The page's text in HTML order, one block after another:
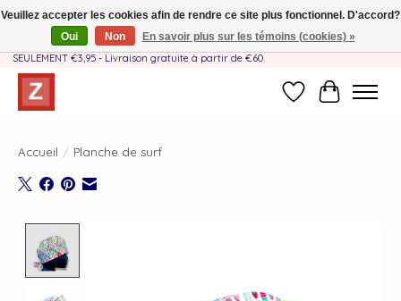
Fait à la main par une équipe mère-fille❤️ - Frais de livraison BE & NL
SEULEMENT €3,95 - Livraison gratuite à partir de €60
Liste dePanier
Accueil / Planche de surf
Veuillez accepter les cookies afin de rendre ce site plus fonctionnel. D'accord?
Oui
Non En savoir plus sur les témoins (cookies) »